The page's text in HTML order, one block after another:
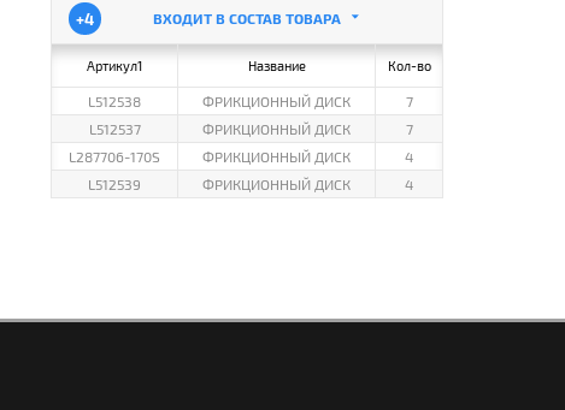
+4 ВХОДИТ В СОСТАВ ТОВАРА
Артикул1 Название Кол-во
L512538 ФРИКЦИОННЫЙ ДИСК
7
L512537
ФРИКЦИОННЫЙ ДИСК
7
L287706-170S
ФРИКЦИОННЫЙ ДИСК
4
L512539
ФРИКЦИОННЫЙ ДИСК 4